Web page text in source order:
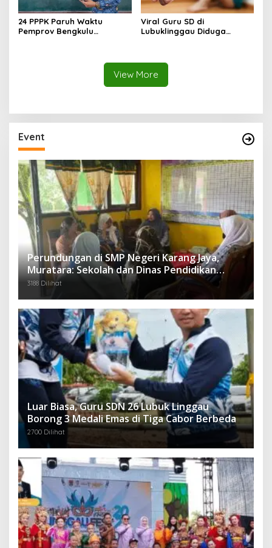
24 PPPK Paruh Waktu
Pemprov Bengkulu
Viral Guru SD di
Lubuklinggau Diduga
View More
Event
Perundungan di SMP Negeri Karang Jaya,
Muratara: Sekolah dan Dinas Pendidikan
Langsung Ambil Tindakan Tegas
3188 Dilihat
Luar Biasa, Guru SDN 26 Lubuk Linggau
Borong 3 Medali Emas di Tiga Cabor Berbeda
2700 Dilihat